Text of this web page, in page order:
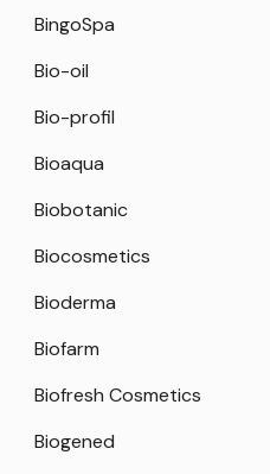
BingoSpa
Bio-oil
Bio-profil
Bioaqua
Biobotanic
Biocosmetics
Bioderma
Biofarm
Biofresh Cosmetics
Biogened